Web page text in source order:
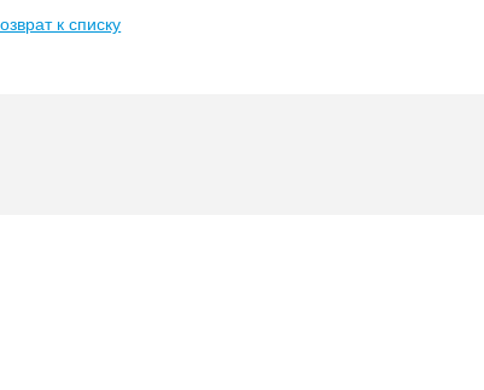
к списку